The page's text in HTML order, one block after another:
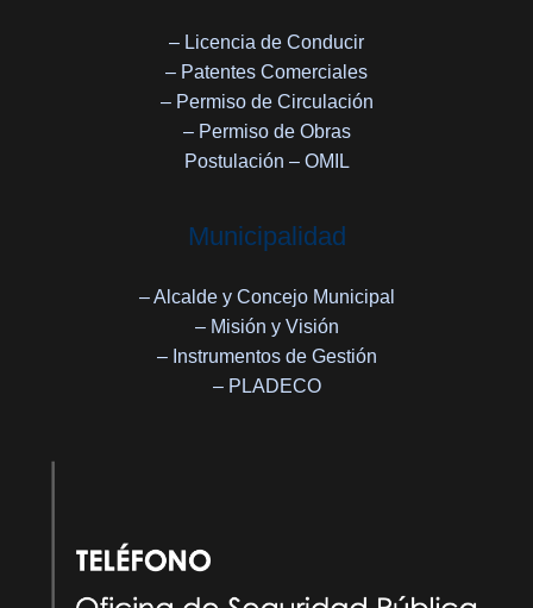
– Licencia de Conducir
– Patentes Comerciales
– Permiso de Circulación
– Permiso de Obras
Postulación – OMIL
Municipalidad
– Alcalde y Concejo Municipal
– Misión y Visión
– Instrumentos de Gestión
– PLADECO